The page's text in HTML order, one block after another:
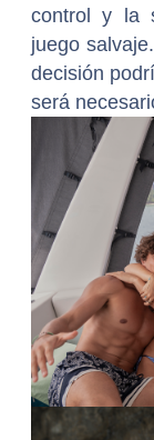
control y la
juego
decisión
será